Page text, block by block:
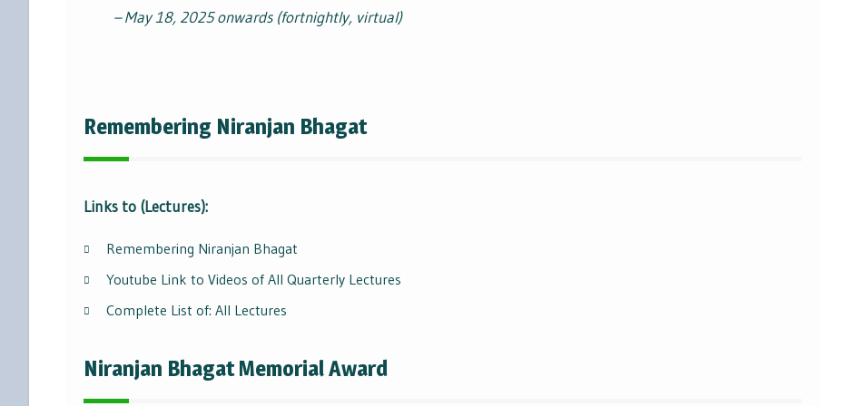
– May 18, 2025 onwards (fortnightly, virtual)
Remembering Niranjan Bhagat
Links to (Lectures):
Remembering Niranjan Bhagat
Youtube Link to Videos of All Quarterly Lectures
Complete List of: All Lectures
Niranjan Bhagat Memorial Award